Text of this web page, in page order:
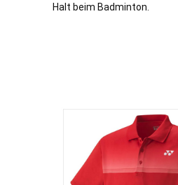
Halt beim Badminton.